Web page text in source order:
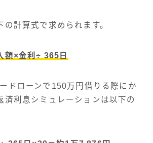
の計算式で求められます。
額×金利÷ 365日
ドローンで150万円借りる際にか
済利息シミュレーションは以下の